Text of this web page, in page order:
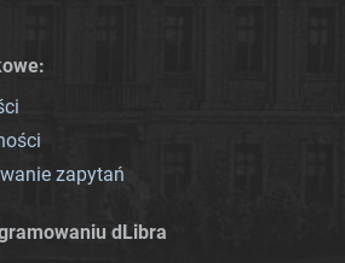
zapytań
dLibra